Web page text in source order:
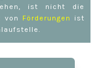
ist nicht die
von Förderungen
ist